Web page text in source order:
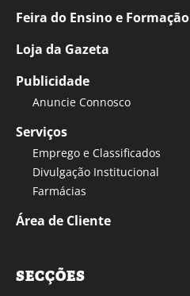
Feira do Ensino e Formação
Loja da Gazeta
Publicidade
Anuncie Connosco
Serviços
Emprego e Classificados
Divulgação Institucional
Farmácias
Área de Cliente
SECÇÕES